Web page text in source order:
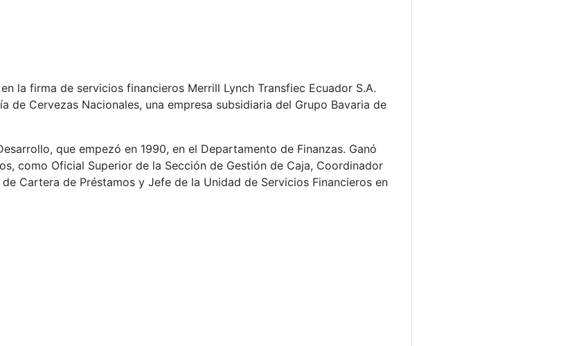
la firma de servicios financieros Merrill Lynch Transfiec Ecuador S.A.
de Cervezas Nacionales, una empresa subsidiaria del Grupo Bavaria de
que empezó en 1990, en el Departamento de Finanzas. Ganó
como Oficial Superior de la Sección de Gestión de Caja, Coordinador
Cartera de Préstamos y Jefe de la Unidad de Servicios Financieros en